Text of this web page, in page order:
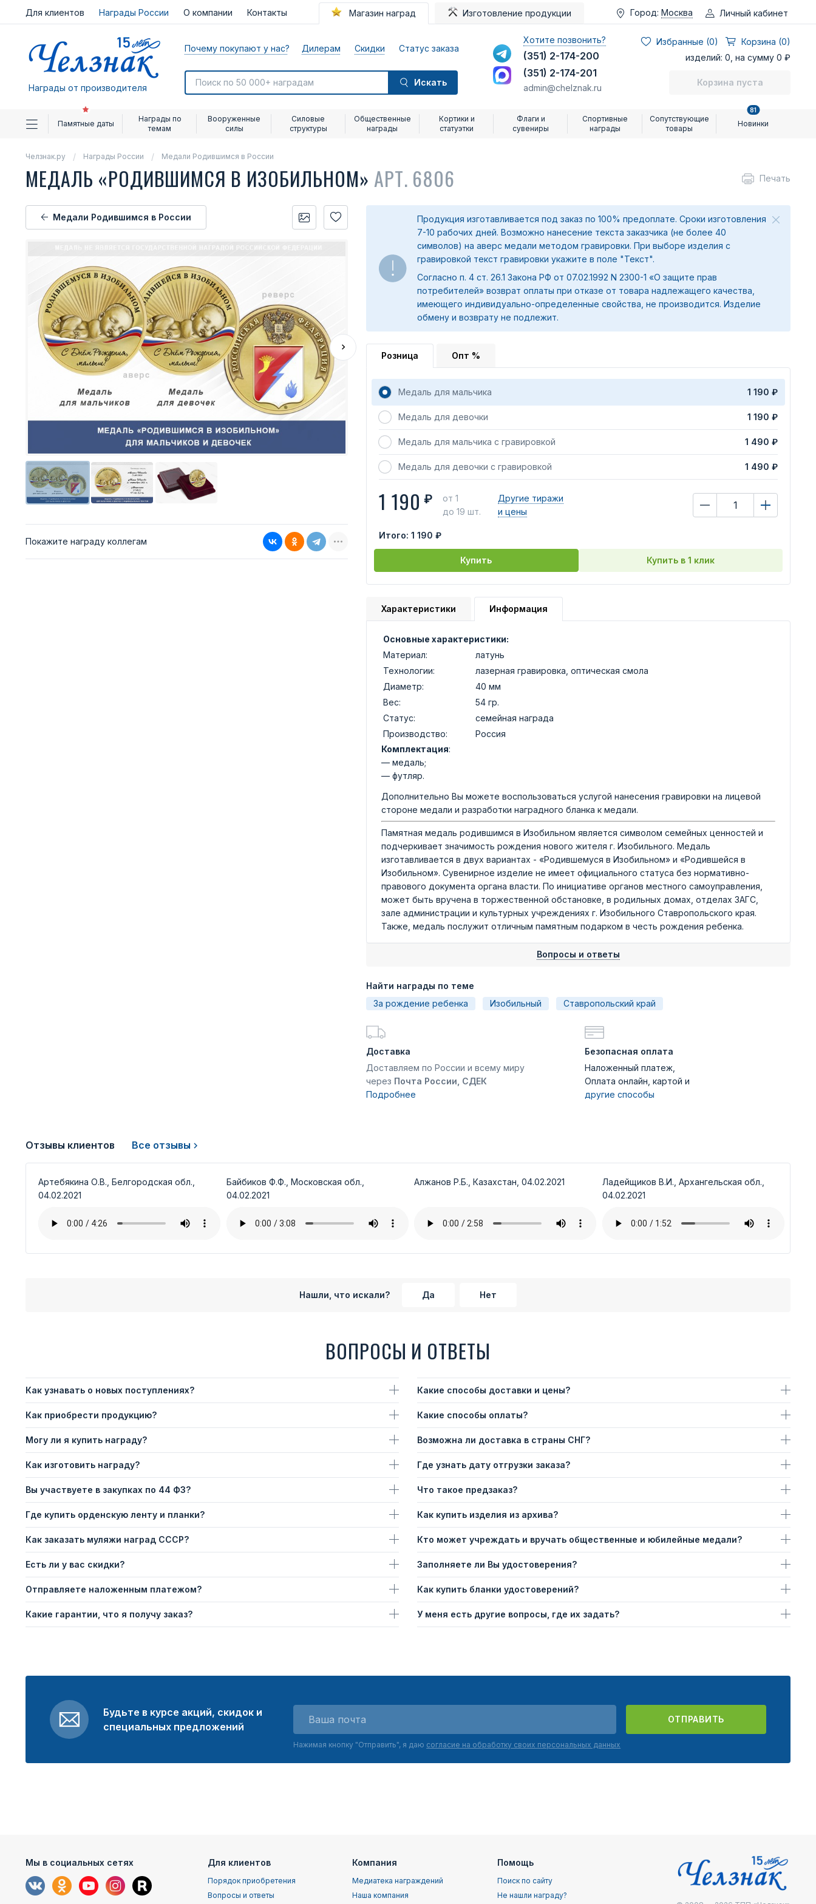
Для клиентов Награды России О компании Контакты Магазин наград Изготовление продукции Город: Москва Личный кабинет
Награды от производителя
Почему покупают у нас? Дилерам Скидки Статус заказа
Искать
Хотите позвонить?
(351) 2-174-200
(351) 2-174-201
admin@chelznak.ru
Избранные (0)
Корзина (0)
изделий: 0, на сумму 0 ₽
Корзина пуста
Памятные даты
Награды по
темам
Вооруженные
силы
Силовые
структуры
Общественные
награды
Кортики и
статуэтки
Флаги и
сувениры
Спортивные
награды
Сопутствующие
товары
Новинки
81
Челзнак.ру Награды России Медали Родившимся в России
МЕДАЛЬ «РОДИВШИМСЯ В ИЗОБИЛЬНОМ» АРТ. 6806 Печать
Медали Родившимся в России
Покажите награду коллегам
Продукция изготавливается под заказ по 100% предоплате. Сроки изготовления
7-10 рабочих дней. Возможно нанесение текста заказчика (не более 40
символов) на аверс медали методом гравировки. При выборе изделия с
гравировкой текст гравировки укажите в поле "Текст".
Согласно п. 4 ст. 26.1 Закона РФ от 07.02.1992 N 2300-1 «О защите прав
потребителей» возврат оплаты при отказе от товара надлежащего качества,
имеющего индивидуально-определенные свойства, не производится. Изделие
обмену и возврату не подлежит.
Розница Опт %
Медаль для мальчика 1 190 ₽
Медаль для девочки 1 190 ₽
Медаль для мальчика с гравировкой 1 490 ₽
Медаль для девочки с гравировкой 1 490 ₽
1 190 ₽
от 1
до 19 шт.
Другие тиражи
и цены
Итого: 1 190 ₽
Купить Купить в 1 клик
Характеристики Информация
Основные характеристики:
Материал:
латунь
Технологии:
лазерная гравировка, оптическая смола
Диаметр:
40 мм
Вес:
54 гр.
Статус:
семейная награда
Производство:
Россия
Комплектация:
— медаль;
— футляр.
Дополнительно Вы можете воспользоваться услугой нанесения гравировки на лицевой
стороне медали и разработки наградного бланка к медали.
Памятная медаль родившимся в Изобильном является символом семейных ценностей и
подчеркивает значимость рождения нового жителя г. Изобильного. Медаль
изготавливается в двух вариантах - «Родившемуся в Изобильном» и «Родившейся в
Изобильном». Сувенирное изделие не имеет официального статуса без нормативно-
правового документа органа власти. По инициативе органов местного самоуправления,
может быть вручена в торжественной обстановке, в родильных домах, отделах ЗАГС,
зале администрации и культурных учреждениях г. Изобильного Ставропольского края.
Также, медаль послужит отличным памятным подарком в честь рождения ребенка.
Вопросы и ответы
Найти награды по теме
За рождение ребенка
Изобильный Ставропольский край
Доставка
Доставляем по России и всему миру
через Почта России, СДЕК
Подробнее
Безопасная оплата
Наложенный платеж,
Оплата онлайн, картой и
другие способы
Отзывы клиентов Все отзывы
Артебякина О.В., Белгородская обл.,
04.02.2021
Байбиков Ф.Ф., Московская обл.,
04.02.2021
Алжанов Р.Б., Казахстан, 04.02.2021
Ладейщиков В.И., Архангельская обл.,
04.02.2021
Нашли, что искали? Да Нет
ВОПРОСЫ И ОТВЕТЫ
Как узнавать о новых поступлениях?
Как приобрести продукцию?
Могу ли я купить награду?
Как изготовить награду?
Вы участвуете в закупках по 44 ФЗ?
Где купить орденскую ленту и планки?
Как заказать муляжи наград СССР?
Есть ли у вас скидки?
Отправляете наложенным платежом?
Какие гарантии, что я получу заказ?
Какие способы доставки и цены?
Какие способы оплаты?
Возможна ли доставка в страны СНГ?
Где узнать дату отгрузки заказа?
Что такое предзаказ?
Как купить изделия из архива?
Кто может учреждать и вручать общественные и юбилейные медали?
Заполняете ли Вы удостоверения?
Как купить бланки удостоверений?
У меня есть другие вопросы, где их задать?
Будьте в курсе акций, скидок и
специальных предложений
ОТПРАВИТЬ
Нажимая кнопку "Отправить", я даю согласие на обработку своих персональных данных
Мы в социальных сетях Для клиентов
Порядок приобретения
Вопросы и ответы
Компания
Медиатека награждений
Наша компания
Помощь
Поиск по сайту
Не нашли награду?